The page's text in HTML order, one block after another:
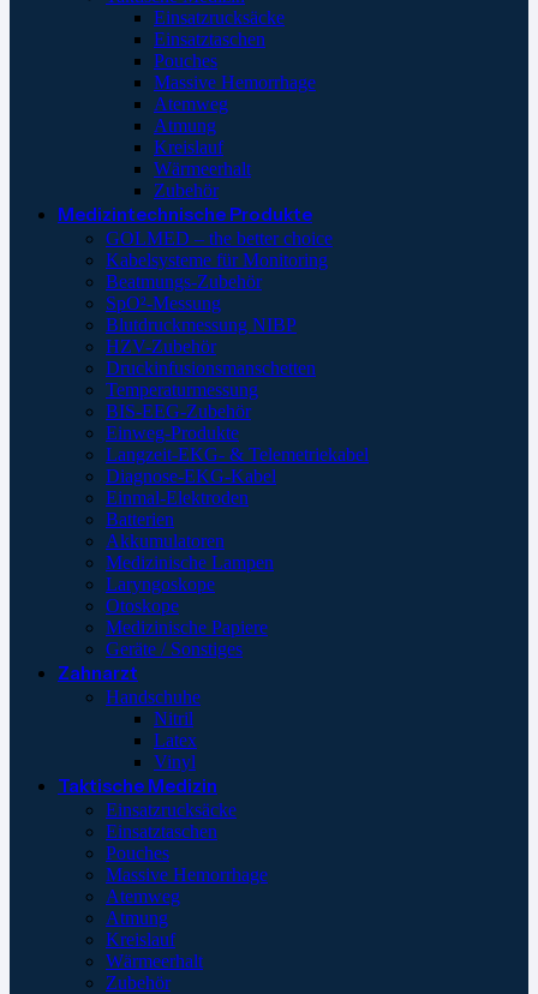
Einsatzrucksäcke
Einsatztaschen
Pouches
Massive Hemorrhage
Atemweg
Atmung
Kreislauf
Wärmeerhalt
Zubehör
Medizintechnische Produkte
GOLMED – the better choice
Kabelsysteme für Monitoring
Beatmungs-Zubehör
SpO²-Messung
Blutdruckmessung NIBP
HZV-Zubehör
Druckinfusionsmanschetten
Temperaturmessung
BIS-EEG-Zubehör
Einweg-Produkte
Langzeit-EKG- & Telemetriekabel
Diagnose-EKG-Kabel
Einmal-Elektroden
Batterien
Akkumulatoren
Medizinische Lampen
Laryngoskope
Otoskope
Medizinische Papiere
Geräte / Sonstiges
Zahnarzt
Handschuhe
Nitril
Latex
Vinyl
Taktische Medizin
Einsatzrucksäcke
Einsatztaschen
Pouches
Massive Hemorrhage
Atemweg
Atmung
Kreislauf
Wärmeerhalt
Zubehör